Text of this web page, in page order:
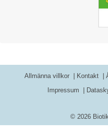
© 2026
Allmänna villkor Kontakt
Impressum